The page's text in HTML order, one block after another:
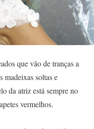
que vão de tranças a
madeixas soltas e
da atriz está sempre no
vermelhos.